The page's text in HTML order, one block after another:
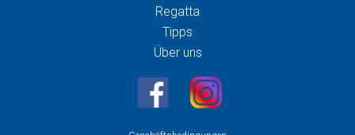
Regatta
Tipps
Über uns